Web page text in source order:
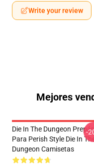
Write your review
Mejores
Die In The Dungeon
Para Perish Style Die In The
Dungeon Camisetas
-